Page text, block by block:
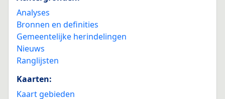
Analyses
Bronnen en definities
Gemeentelijke herindelingen
Nieuws
Ranglijsten
Kaarten:
Kaart gebieden